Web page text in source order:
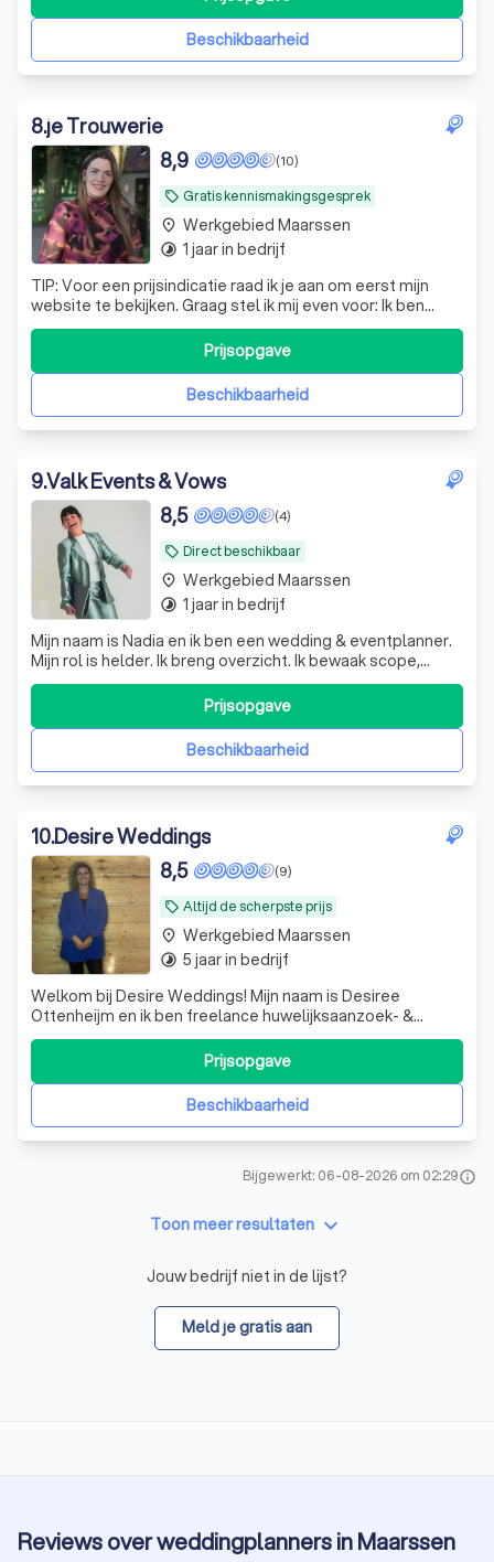
Beschikbaarheid
8.je Trouwerie
local_offer Gratis kennismakingsgesprek
(10)
8,9
TIP: Voor een prijsindicatie raad ik je aan om eerst mijn
website te bekijken. Graag stel ik mij even voor: Ik ben
Rianne, het gezicht achter Je Trouwerie. Een christelijke
weddingplanner met oog voor detail en hart voor mensen.
Met een achtergrond in maatschappelijk werk en ervaring
Beschikbaarheid
Prijsopgave
place Werkgebied Maarssen
timelapse 1 jaar in bedrijf
9.Valk Events & Vows
local_offer Direct beschikbaar
(4)
8,5
Mijn naam is Nadia en ik ben een wedding & eventplanner.
Mijn rol is helder. Ik breng overzicht. Ik bewaak scope,
planning, budget, afspraken en kwaliteit. Ik zorg voor een
onbezorgde dag voor jullie.
Beschikbaarheid
Prijsopgave
place Werkgebied Maarssen
timelapse 1 jaar in bedrijf
10.Desire Weddings
local_offer Altijd de scherpste prijs
(9)
8,5
Welkom bij Desire Weddings! Mijn naam is Desiree
Ottenheijm en ik ben freelance huwelijksaanzoek- &
weddingplanner. Hebben jullie plannen om te gaan
trouwen? Dan zijn jullie bij mij aan het juiste adres. Laten
we samen jullie liefde vieren! Ben jij van plan om je partner
een aanzoek te doen? Ik helBeschikbaarheid
Prijsopgave
place Werkgebied Maarssen
timelapse 5 jaar in bedrijf
Bijgewerkt: 06-08-2026 om 02:29info
Toon meer resultaten keyboard_arrow_down
Jouw bedrijf niet in de lijst?
Meld je gratis aan
Reviews over weddingplanners in Maarssen